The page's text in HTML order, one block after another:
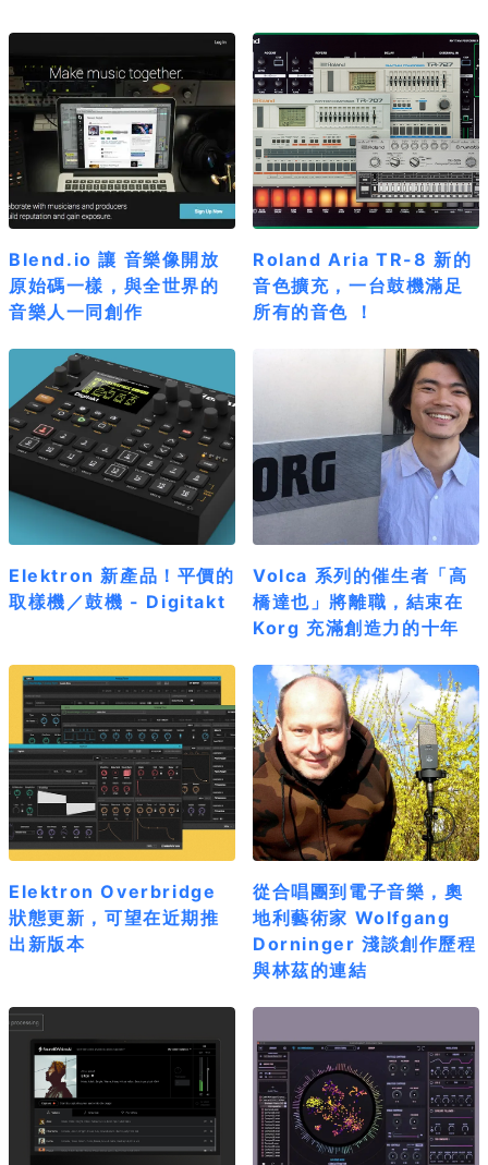
Blend.io 讓 音樂像開放
原始碼一樣，與全世界的
音樂人一同創作
Roland Aria TR-8 新的
音色擴充，一台鼓機滿足
所有的音色 ！
Elektron 新產品！平價的
取樣機／鼓機 - Digitakt
Volca 系列的催生者「高
橋達也」將離職，結束在
Korg 充滿創造力的十年
Elektron Overbridge
狀態更新，可望在近期推
出新版本
從合唱團到電子音樂，奧
地利藝術家 Wolfgang
Dorninger 淺談創作歷程
與林茲的連結